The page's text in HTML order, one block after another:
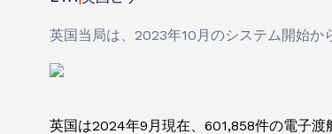
英国当局は、2023年10月のシステム開始か
英国は2024年9月現在、601,858件の電子渡